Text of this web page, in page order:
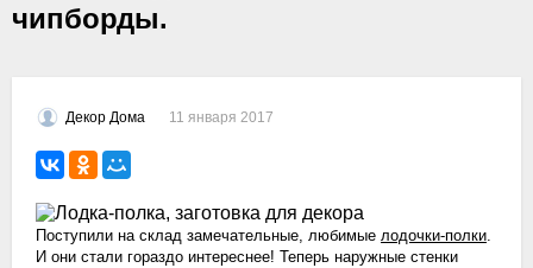
чипборды.
Декор Дома 11 января 2017
Поступили на склад замечательные, любимые лодочки-полки.
И они стали гораздо интереснее! Теперь наружные стенки